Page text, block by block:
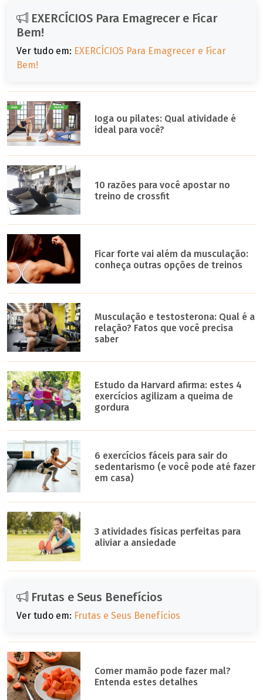
EXERCÍCIOS Para Emagrecer e Ficar
Bem!
Ver tudo em: EXERCÍCIOS Para Emagrecer e Ficar
Bem!
Ioga ou pilates: Qual atividade é
ideal para você?
10 razões para você apostar no
treino de crossfit
Ficar forte vai além da musculação:
conheça outras opções de treinos
Musculação e testosterona: Qual é a
relação? Fatos que você precisa
saber
Estudo da Harvard afirma: estes 4
exercícios agilizam a queima de
gordura
6 exercícios fáceis para sair do
sedentarismo (e você pode até fazer
em casa)
3 atividades físicas perfeitas para
aliviar a ansiedade
Frutas e Seus Benefícios
Ver tudo em: Frutas e Seus Benefícios
Comer mamão pode fazer mal?
Entenda estes detalhes